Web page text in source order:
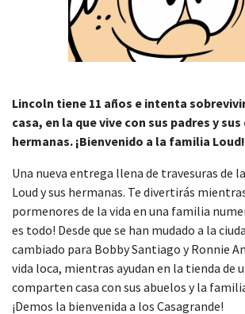
Lincoln tiene 11 años e intenta
casa, en la que vive con sus padres y
hermanas. ¡Bienvenido a la familia Loud!
Una nueva entrega llena de travesuras de
Loud y sus hermanas. Te divertirás
pormenores de la vida en una familia
es todo! Desde que se han mudado a la
cambiado para Bobby Santiago y Ronnie
vida loca, mientras ayudan en la tienda de
comparten casa con sus abuelos y la
¡Demos la bienvenida a los Casagrande!